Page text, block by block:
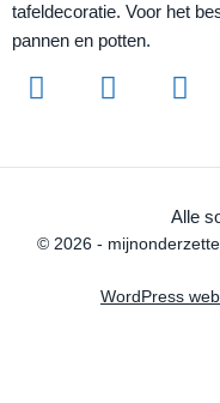
tafeldecoratie. Voor het
pannen en potten.
Alle
© 2026 -
WordPress